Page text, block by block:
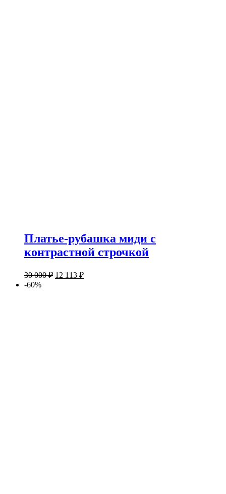
Платье-рубашка миди с
контрастной строчкой
30 000₽ 12 113 ₽
-60%